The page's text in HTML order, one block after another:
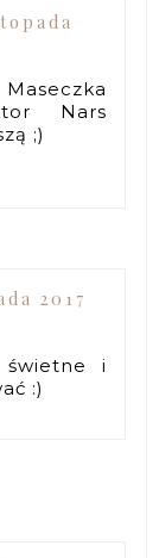
Nars
;)
2017
i
:)